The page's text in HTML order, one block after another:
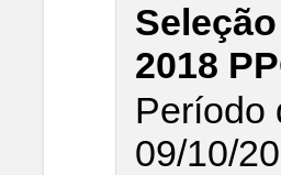
2018
Período
09/10/